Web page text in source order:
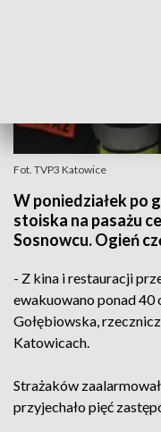
Fot. TVP3 Katowice
W poniedziałek po
stoiska na pasażu
Sosnowcu. Ogień
- Z kina i restauracji
ewakuowano ponad 40
Gołębiowska,
Katowicach.
Strażaków
przyjechało pięć